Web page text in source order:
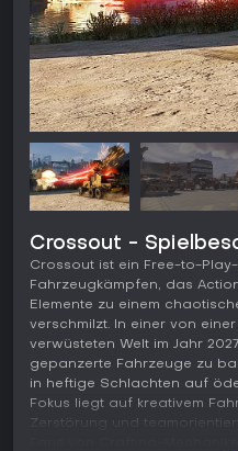
Crossout -
Crossout ist ein Free-to-
Fahrzeugkämpfen, das
Elemente zu einem
verschmilzt. In einer von
verwüsteten Welt im Jahr
gepanzerte Fahrzeuge zu
in heftige Schlachten auf
Fokus liegt auf kreativem
Zerstörung und